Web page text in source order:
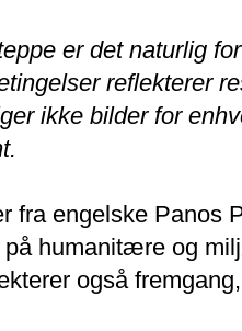
er det naturlig
reflekterer
ikke bilder for
fra engelske Panos
på humanitære og
også